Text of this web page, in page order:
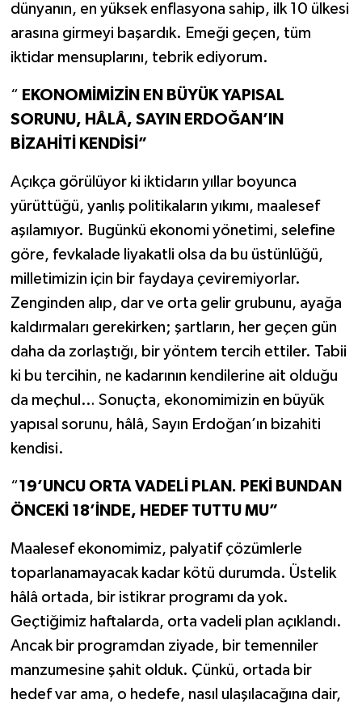
dünyanın, en yüksek enflasyona sahip, ilk 10 ülkesi
arasına girmeyi başardık. Emeği geçen, tüm
iktidar mensuplarını, tebrik ediyorum.
“ EKONOMİMİZİN EN BÜYÜK YAPISAL
SORUNU, HÂLÂ, SAYIN ERDOĞAN’IN
BİZAHİTİ KENDİSİ”
Açıkça görülüyor ki iktidarın yıllar boyunca
yürüttüğü, yanlış politikaların yıkımı, maalesef
aşılamıyor. Bugünkü ekonomi yönetimi, selefine
göre, fevkalade liyakatli olsa da bu üstünlüğü,
milletimizin için bir faydaya çeviremiyorlar.
Zenginden alıp, dar ve orta gelir grubunu, ayağa
kaldırmaları gerekirken; şartların, her geçen gün
daha da zorlaştığı, bir yöntem tercih ettiler. Tabii
ki bu tercihin, ne kadarının kendilerine ait olduğu
da meçhul… Sonuçta, ekonomimizin en büyük
yapısal sorunu, hâlâ, Sayın Erdoğan’ın bizahiti
kendisi.
“19’UNCU ORTA VADELİ PLAN. PEKİ BUNDAN
ÖNCEKİ 18’İNDE, HEDEF TUTTU MU”
Maalesef ekonomimiz, palyatif çözümlerle
toparlanamayacak kadar kötü durumda. Üstelik
hâlâ ortada, bir istikrar programı da yok.
Geçtiğimiz haftalarda, orta vadeli plan açıklandı.
Ancak bir programdan ziyade, bir temenniler
manzumesine şahit olduk. Çünkü, ortada bir
hedef var ama, o hedefe, nasıl ulaşılacağına dair,